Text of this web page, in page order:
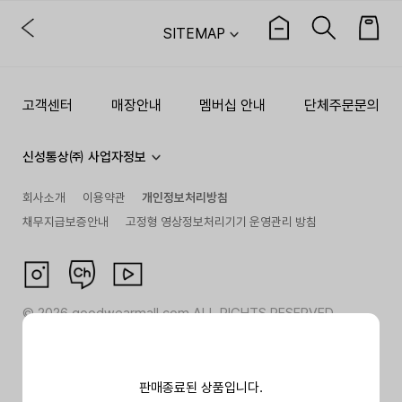
판매종료된 상품입니다.
SITEMAP
고객센터 매장안내 멤버십 안내 단체주문문의
신성통상㈜ 사업자정보
회사소개 이용약관
개인정보처리방침
채무지급보증안내
고정형 영상정보처리기기 운영관리 방침
©2026goodwearmall.com ALL RIGHTS RESERVED